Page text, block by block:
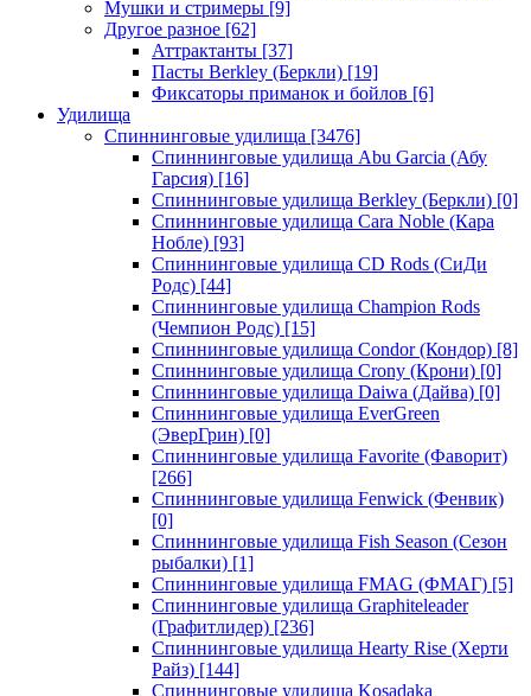
Мушки и стримеры [9]
Другое разное [62]
Аттрактанты [37]
Пасты Berkley (Беркли) [19]
Фиксаторы приманок и бойлов [6]
Удилища
Спиннинговые удилища [3476]
Спиннинговые удилища Abu Garcia (Абу
Гарсия) [16]
Спиннинговые удилища Berkley (Беркли) [0]
Спиннинговые удилища Cara Noble (Кара
Нобле) [93]
Спиннинговые удилища CD Rods (СиДи
Родс) [44]
Спиннинговые удилища Champion Rods
(Чемпион Родс) [15]
Спиннинговые удилища Condor (Кондор) [8]
Спиннинговые удилища Crony (Крони) [0]
Спиннинговые удилища Daiwa (Дайва) [0]
Спиннинговые удилища EverGreen
(ЭверГрин) [0]
Спиннинговые удилища Favorite (Фаворит)
[266]
Спиннинговые удилища Fenwick (Фенвик)
[0]
Спиннинговые удилища Fish Season (Сезон
рыбалки) [1]
Спиннинговые удилища FMAG (ФМАГ) [5]
Спиннинговые удилища Graphiteleader
(Графитлидер) [236]
Спиннинговые удилища Hearty Rise (Херти
Райз) [144]
Спиннинговые удилища Kosadaka